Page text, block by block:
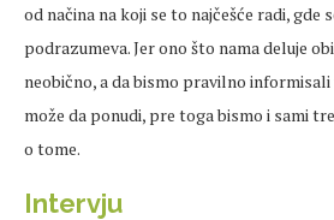
od načina na koji se to najčešće radi, gde
podrazumeva. Jer ono što nama deluje
neobično, a da bismo pravilno
može da ponudi, pre toga bismo i sami
o tome.
Intervju